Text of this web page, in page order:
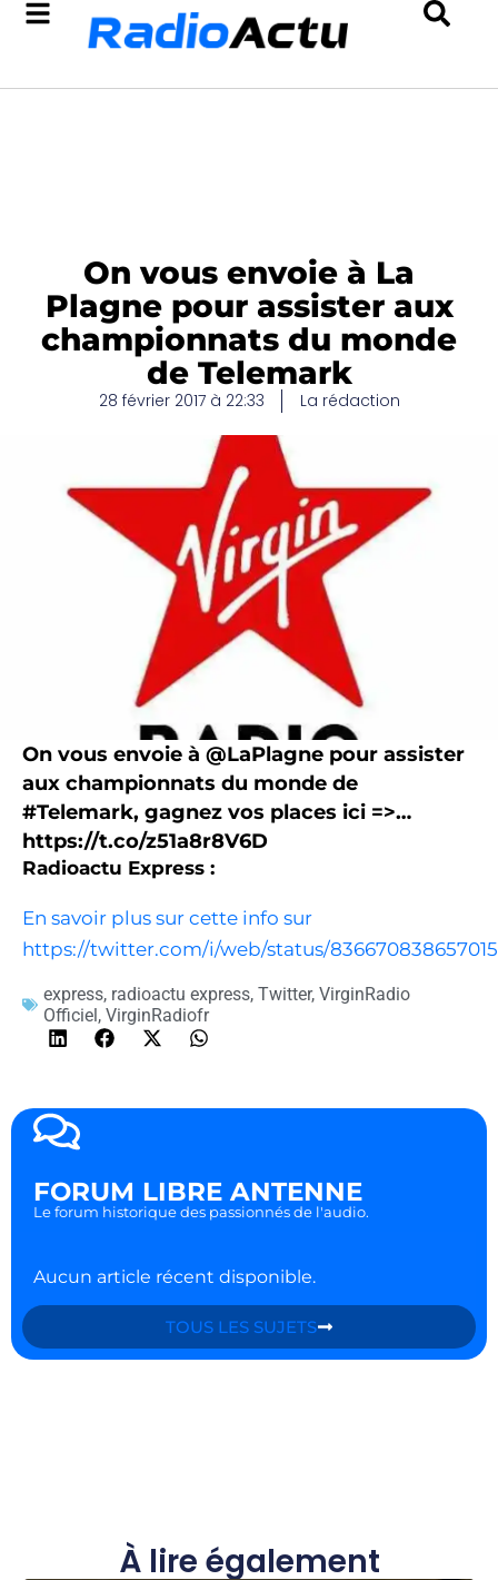
On vous envoie à La
Plagne pour assister aux
championnats du monde
de Telemark
28 février 2017 à 22:33 La rédaction
On vous envoie à @LaPlagne pour assister
aux championnats du monde de
#Telemark, gagnez vos places ici =>…
https://t.co/z51a8r8V6D
Radioactu Express :
En savoir plus sur cette info sur
https://twitter.com/i/web/status/
express, radioactu express, Twitter, VirginRadio
Officiel, VirginRadiofr
FORUM LIBRE ANTENNE
Le forum historique des passionnés de l'audio.
Aucun article récent disponible.
TOUS LES SUJETS
À lire également